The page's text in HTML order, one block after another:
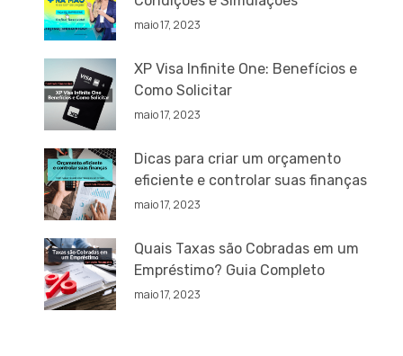
maio 17, 2023
XP Visa Infinite One: Benefícios e
Como Solicitar
maio 17, 2023
Dicas para criar um orçamento
eficiente e controlar suas finanças
maio 17, 2023
Quais Taxas são Cobradas em um
Empréstimo? Guia Completo
maio 17, 2023